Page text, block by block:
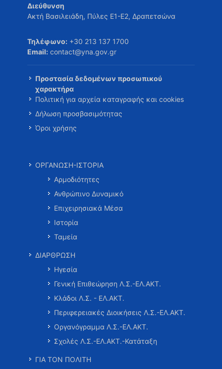
Διεύθυνση
Ακτή Βασιλειάδη, Πύλες Ε1-Ε2, Δραπετσώνα
Τηλέφωνο: +30 213 137 1700
Email: contact@yna.gov.gr
Προστασία δεδομένων προσωπικού
χαρακτήρα
Πολιτική για αρχεία καταγραφής και cookies
Δήλωση προσβασιμότητας
Όροι χρήσης
ΟΡΓΑΝΩΣΗ-ΙΣΤΟΡΙΑ
Αρμοδιότητες
Ανθρώπινο Δυναμικό
Επιχειρησιακά Μέσα
Ιστορία
Ταμεία
ΔΙΑΡΘΡΩΣΗ
Ηγεσία
Γενική Επιθεώρηση Λ.Σ.-ΕΛ.ΑΚΤ.
Κλάδοι Λ.Σ. - ΕΛ.ΑΚΤ.
Περιφερειακές Διοικήσεις Λ.Σ.-ΕΛ.ΑΚΤ.
Οργανόγραμμα Λ.Σ.-ΕΛ.ΑΚΤ.
Σχολές Λ.Σ.-ΕΛ.ΑΚΤ.-Κατάταξη
ΓΙΑ ΤΟΝ ΠΟΛΙΤΗ